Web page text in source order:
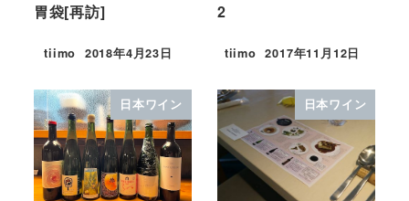
胃袋[再訪]
tiimo 2018年4月23日
2
tiimo 2017年11月12日
日本ワイン 日本ワイン